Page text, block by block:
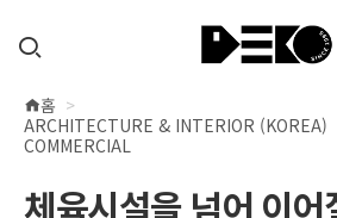
현
재
치
홈
ARCHITECTURE & INTERIOR (KOREA)
COMMERCIAL
체육시설을 넘어 이어